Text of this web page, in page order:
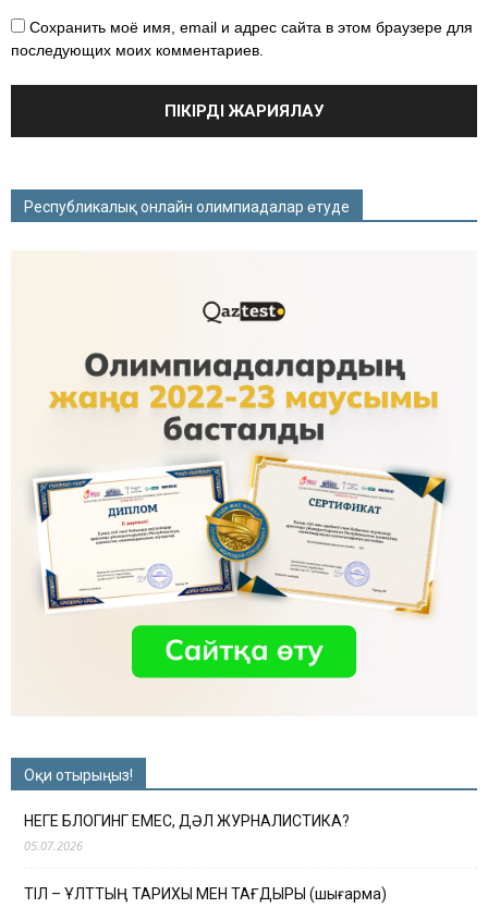
Сохранить моё имя, email и адрес сайта в этом браузере для
последующих моих комментариев.
Республикалық онлайн олимпиадалар өтуде
Оқи отырыңыз!
НЕГЕ БЛОГИНГ ЕМЕС, ДӘЛ ЖУРНАЛИСТИКА?
05.07.2026
ТІЛ – ҰЛТТЫҢ ТАРИХЫ МЕН ТАҒДЫРЫ (шығарма)